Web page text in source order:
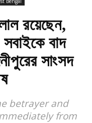
রয়েছেন,
বাদ
সাংসদ
betrayer and
from